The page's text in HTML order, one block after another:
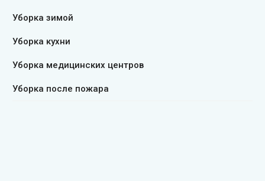
Уборка зимой
Уборка кухни
Уборка медицинских центров
Уборка после пожара